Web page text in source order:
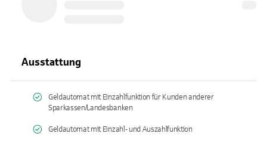
Ausstattung
Geldautomat mit Einzahlfunktion für Kunden anderer
Sparkassen/Landesbanken
Geldautomat mit Einzahl- und Auszahlfunktion